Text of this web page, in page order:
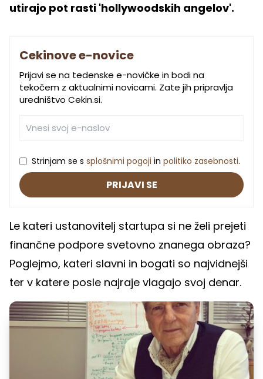
utirajo pot rasti 'hollywoodskih angelov'.
Cekinove e-novice
Prijavi se na tedenske e-novičke in bodi na
tekočem z aktualnimi novicami. Zate jih pripravlja
uredništvo Cekin.si.
Strinjam se s splošnimi pogoji in politiko zasebnosti.
PRIJAVI SE
Le kateri ustanovitelj startupa si ne želi prejeti
finančne podpore svetovno znanega obraza?
Poglejmo, kateri slavni in bogati so najvidnejši
ter v katere posle najraje vlagajo svoj denar.